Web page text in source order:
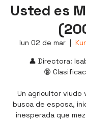
Usted es
lun 02 de mar
  |
👤 Directora:
🔞
Un agricultor viudo
busca de esposa,
inesperada que